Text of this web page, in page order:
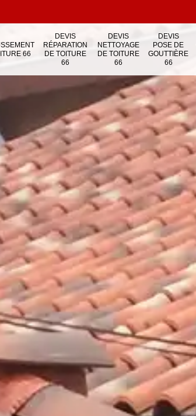
66
DEVIS
RÉPARATION
DE TOITURE
66
DEVIS
NETTOYAGE
DE TOITURE
66
DEVIS
POSE DE
GOUTTIÈRE
66